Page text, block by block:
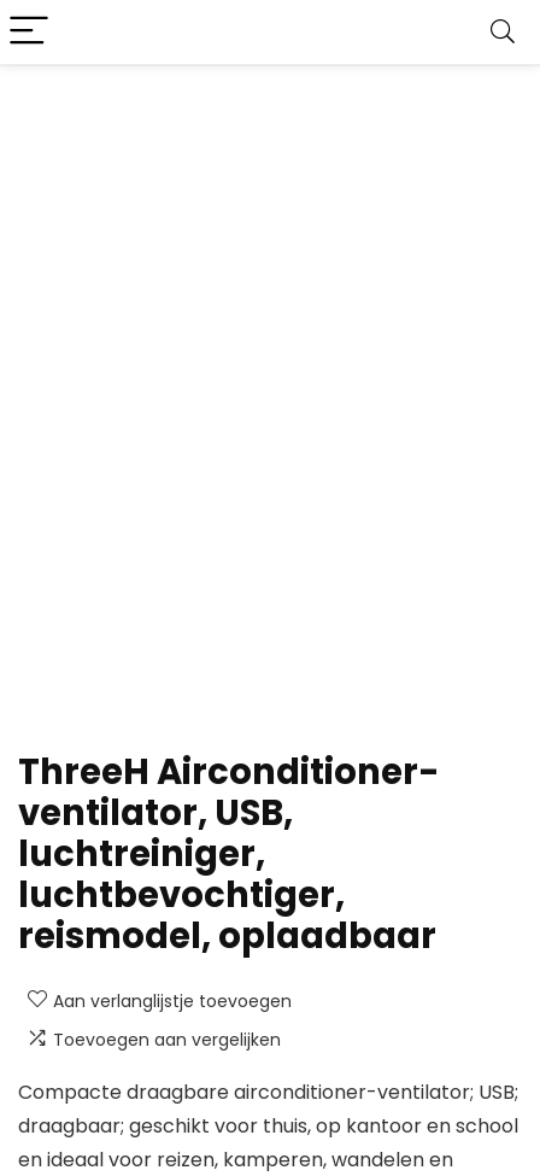
ThreeH Airconditioner-
ventilator, USB,
luchtreiniger,
luchtbevochtiger,
reismodel, oplaadbaar
Aan verlanglijstje toevoegen
Toevoegen aan vergelijken
Compacte draagbare airconditioner-ventilator; USB;
draagbaar; geschikt voor thuis, op kantoor en school
en ideaal voor reizen, kamperen, wandelen en